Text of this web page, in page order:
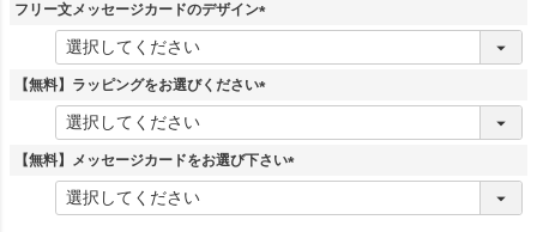
フリー文メッセージカードのデザイン
(
須
【無料】ラッピングをお選びください
(
須
【無料】メッセージカードをお選び下さい
(